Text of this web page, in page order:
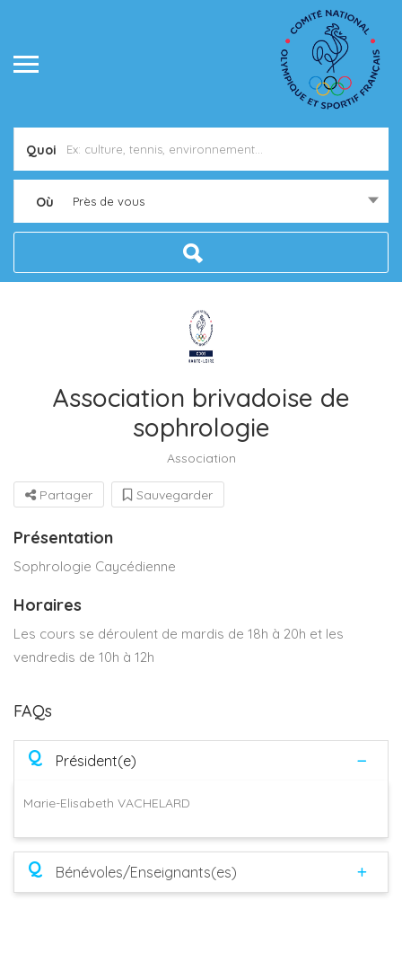
Quoi
Où Près de vous
Association brivadoise de
sophrologie
Association
Partager Sauvegarder
Présentation
Sophrologie Caycédienne
Horaires
Les cours se déroulent de mardis de 18h à 20h et les
vendredis de 10h à 12h
FAQs
Q Président(e)
Marie-Elisabeth VACHELARD
Q Bénévoles/Enseignants(es)